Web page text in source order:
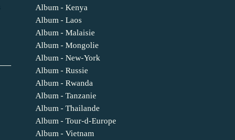
Album - Kenya
Album - Laos
Album - Malaisie
Album - Mongolie
Album - New-York
Album - Russie
Album - Rwanda
Album - Tanzanie
Album - Thailande
Album - Tour-d-Europe
Album - Vietnam